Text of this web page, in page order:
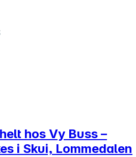
hos Vy Buss –
i Skui, Lommedalen